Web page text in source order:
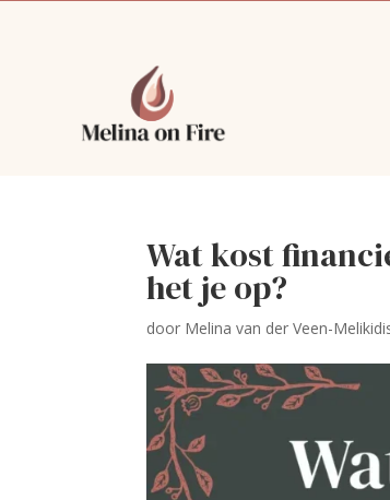
Wat kost
het je op?
door Melina van der Veen-